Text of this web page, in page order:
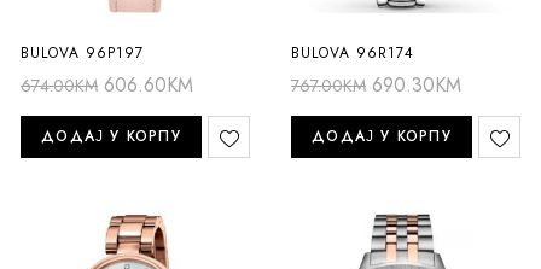
BULOVA 96P197
674.00KM 606.60KM
ДОДАЈ У КОРПУ
BULOVA 96R174
767.00KM 690.30KM
ДОДАЈ У КОРПУ